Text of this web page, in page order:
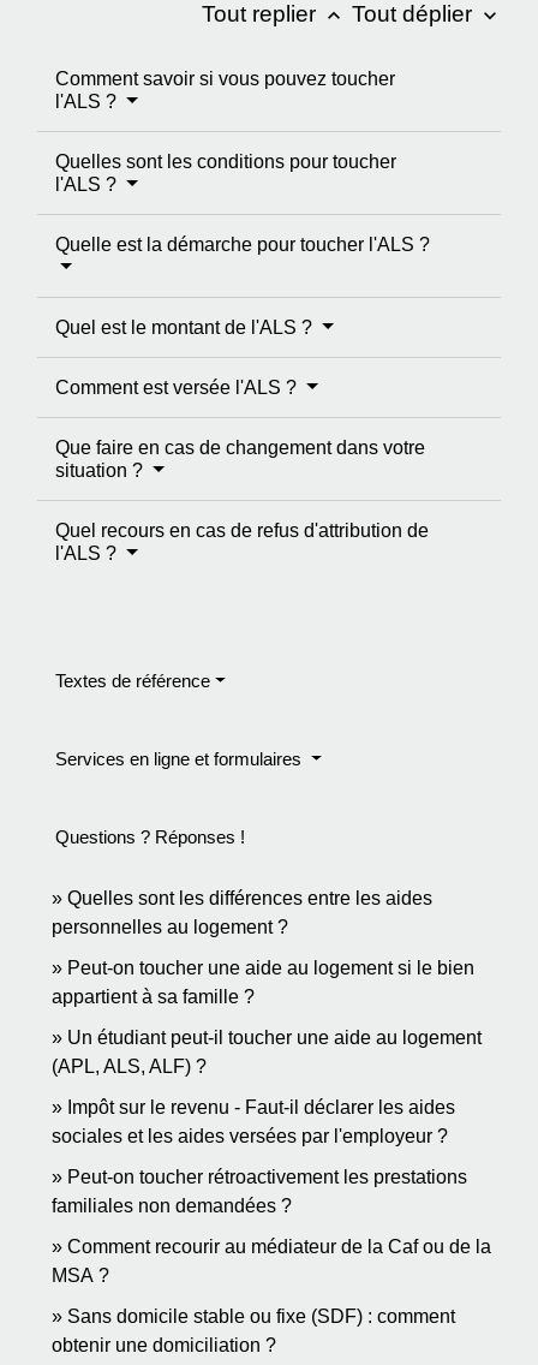
Tout replier keyboard_arrow_up Tout déplier keyboard_arrow_down
Comment savoir si vous pouvez toucher
l'ALS ?
Quelles sont les conditions pour toucher
l'ALS ?
Quelle est la démarche pour toucher l'ALS ?
Quel est le montant de l'ALS ?
Comment est versée l'ALS ?
Que faire en cas de changement dans votre
situation ?
Quel recours en cas de refus d'attribution de
l'ALS ?
Textes de référence
Services en ligne et formulaires
Questions ? Réponses !
Quelles sont les différences entre les aides
personnelles au logement ?
Peut-on toucher une aide au logement si le bien
appartient à sa famille ?
Un étudiant peut-il toucher une aide au logement
(APL, ALS, ALF) ?
Impôt sur le revenu - Faut-il déclarer les aides
sociales et les aides versées par l'employeur ?
Peut-on toucher rétroactivement les prestations
familiales non demandées ?
Comment recourir au médiateur de la Caf ou de la
MSA ?
Sans domicile stable ou fixe (SDF) : comment
obtenir une domiciliation ?